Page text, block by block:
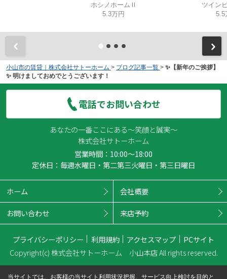
ホシノホームⅡ
5.3万円
ツイン
5.5
小山市の賃貸｜株式会社サトーホーム > ブログ記事一覧 > ✨【新年のご挨拶】
✨ 明けましておめでとうございます！
電話でお問い合わせ
あなたの一番ここにある～笑顔と誠実～
株式会社サトーホーム
営業時間：10:00～18:00
定休日：毎週水曜日・第二第三火曜日・第三日曜日
ホーム 会社概要
お問い合わせ 来店予約
プライバシーポリシー 利用規約 アクセスマップ
PCサイト
Copyright(c) 株式会社サトーホーム 小山本店 All rights reserved.
当サイトでは、お客様の当サイト利用状況把握、サービス向上検討を目的と